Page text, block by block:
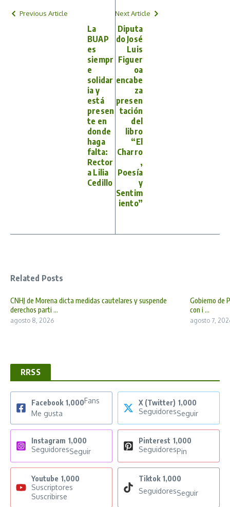
Previous Article
La
BUAP
es
siempr
e
solidar
ia y
está
presen
te en
donde
haga
falta:
Rector
a Lilia
Cedillo
Next Article
Diputa
do José
Luis
Figuer
oa
encabe
za
presen
tación
del
libro
“El
Charro
,
Poesía
y
Sentim
iento”
Related Posts
CNHJ de Morena dicta medidas cautelares y suspende
derechos parti ...
agosto 8, 2026
Gobierno de
con i ...
agosto 7,
RRSS
Facebook 1,000Fans
Me gusta
X (Twitter) 1,000
SeguidoresSeguir
Instagram 1,000
SeguidoresSeguir
Pinterest 1,000
SeguidoresPin
Youtube 1,000
Suscriptores
Suscribirse
Tiktok 1,000
SeguidoresSeguir